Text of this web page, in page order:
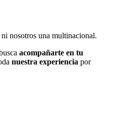
nosotros una multinacional.
acompañarte en tu
nuestra experiencia por